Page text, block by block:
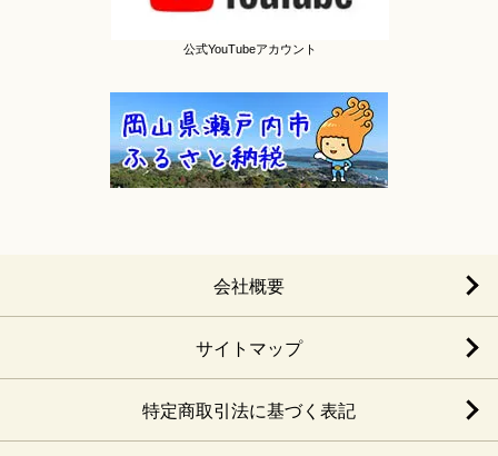
公式YouTubeアカウント
会社概要
サイトマップ
特定商取引法に基づく表記